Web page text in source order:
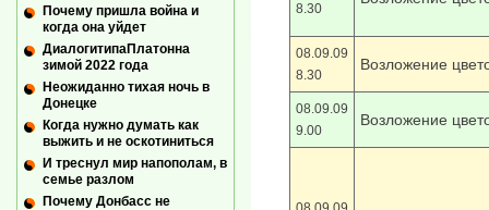
8.30
08.09.09
8.30
Возложение
08.09.09
9.00
Возложение
Почему пришла война и
когда она уйдет
ДиалогитипаПлатонна
зимой 2022 года
Неожиданно тихая ночь в
Донецке
Когда нужно думать как
выжить и не оскотиниться
И треснул мир напополам, в
семье разлом
Почему Донбасс не